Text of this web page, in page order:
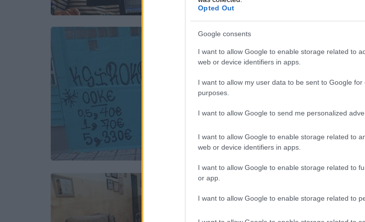
Opted Out
Google consents
I want to allow Google to enable storage related to
web or device identifiers in apps.
I want to allow my user data to be sent to Google for
purposes.
I want to allow Google to send me personalized
I want to allow Google to enable storage related to
web or device identifiers in apps.
I want to allow Google to enable storage related to
or app.
I want to allow Google to enable storage related to
Παιδεία
ναρκωτικών σε
και εκπαιδευτικοί
εκπαιδευτικοί
καθώς φοβούνται για
των παιδιών
Πλημμύρισε το